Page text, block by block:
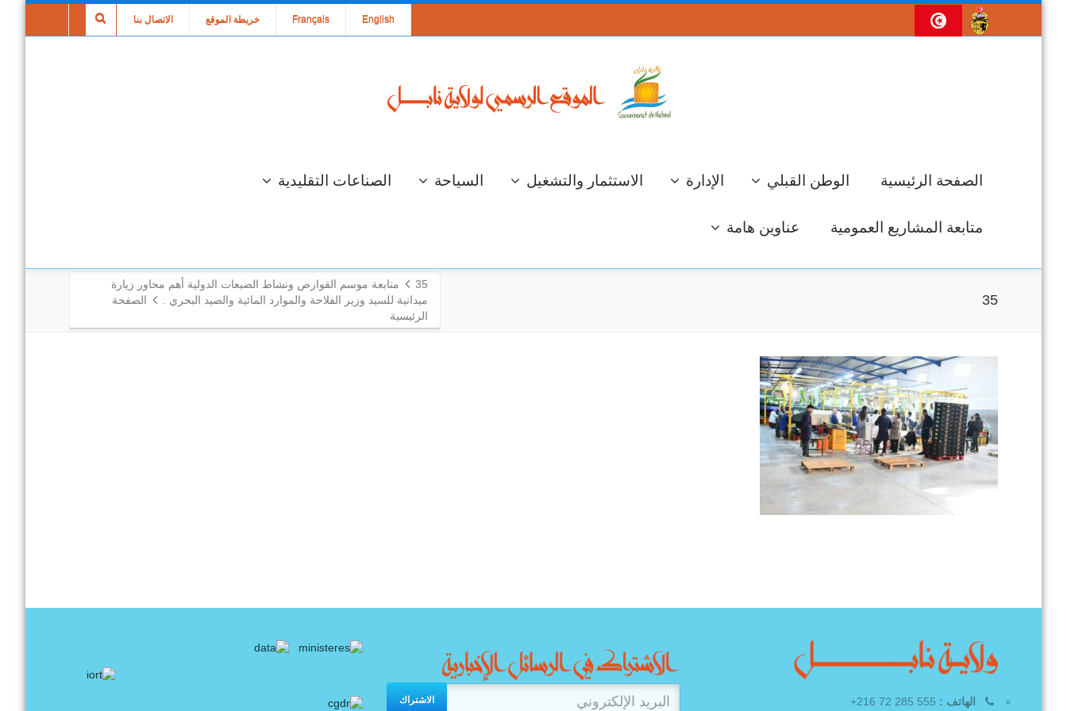
الاتصال بنا خريطة الموقع Français English
الصفحة الرئيسية الوطن القبلي الإدارة الاستثمار والتشغيل السياحة الصناعات التقليدية
متابعة المشاريع العمومية عناوين هامة
35
35
متابعة موسم القوارص ونشاط الضيعات الدولية أهم محاور زيارة
ميدانية للسيد وزير الفلاحة والموارد المائية والصيد البحري .
الصفحة
الرئيسية
الاشتراك الهاتف :